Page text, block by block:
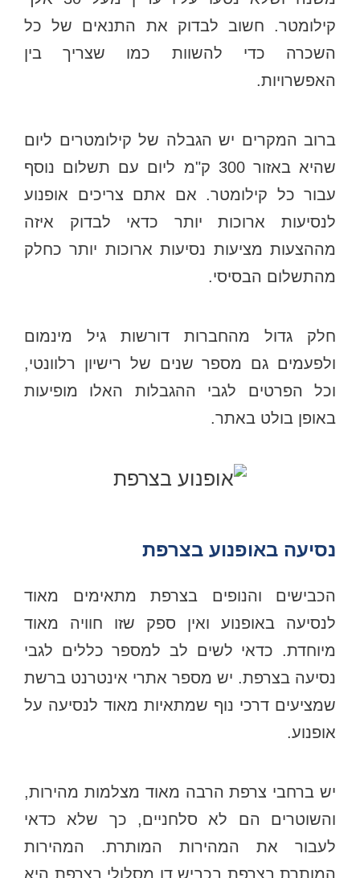
קילומטר. חשוב לבדוק את התנאים של כל
השכרה כדי להשוות כמו שצריך בין
האפשרויות.
ברוב המקרים יש הגבלה של קילומטרים ליום
שהיא באזור 300 ק"מ ליום עם תשלום נוסף
עבור כל קילומטר. אם אתם צריכים אופנוע
לנסיעות ארוכות יותר כדאי לבדוק איזה
מההצעות מציעות נסיעות ארוכות יותר כחלק
מהתשלום הבסיסי.
חלק גדול מהחברות דורשות גיל מינמום
ולפעמים גם מספר שנים של רישיון רלוונטי,
וכל הפרטים לגבי ההגבלות האלו מופיעות
באופן בולט באתר.
נסיעה באופנוע בצרפת
הכבישים והנופים בצרפת מתאימים מאוד
לנסיעה באופנוע ואין ספק שזו חוויה מאוד
מיוחדת. כדאי לשים לב למספר כללים לגבי
נסיעה בצרפת. יש מספר אתרי אינטרנט ברשת
שמציעים דרכי נוף שמתאיות מאוד לנסיעה על
אופנוע.
יש ברחבי צרפת הרבה מאוד מצלמות מהירות,
והשוטרים הם לא סלחניים, כך שלא כדאי
לעבור את המהירות המותרת. המהירות
המותרת בצרפת בכביש דו מסלולי בצרפת היא